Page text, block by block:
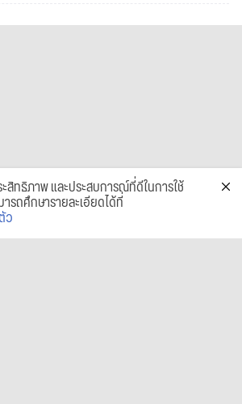
สิทธิภาพ และประสบการณ์ที่ดีในการใช้
ถศึกษารายละเอียดได้ที่
ว